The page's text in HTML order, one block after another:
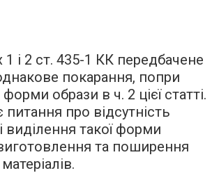
1 і 2 ст. 435-1 КК передбачене
покарання, попри
образи в ч. 2 цієї статті.
про відсутність
виділення такої форми
та поширення